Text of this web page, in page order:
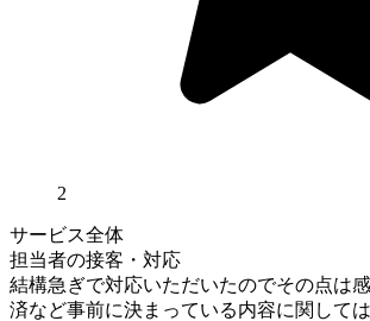
2
サービス全体
担当者の接客・対応
結構急ぎで対応いただいたのでその点は
済など事前に決まっている内容に関して